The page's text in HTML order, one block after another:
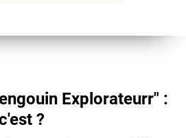
Explorateurr" :
?